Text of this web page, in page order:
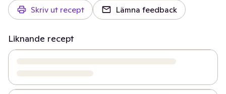
Skriv ut recept Lämna feedback
Liknande recept